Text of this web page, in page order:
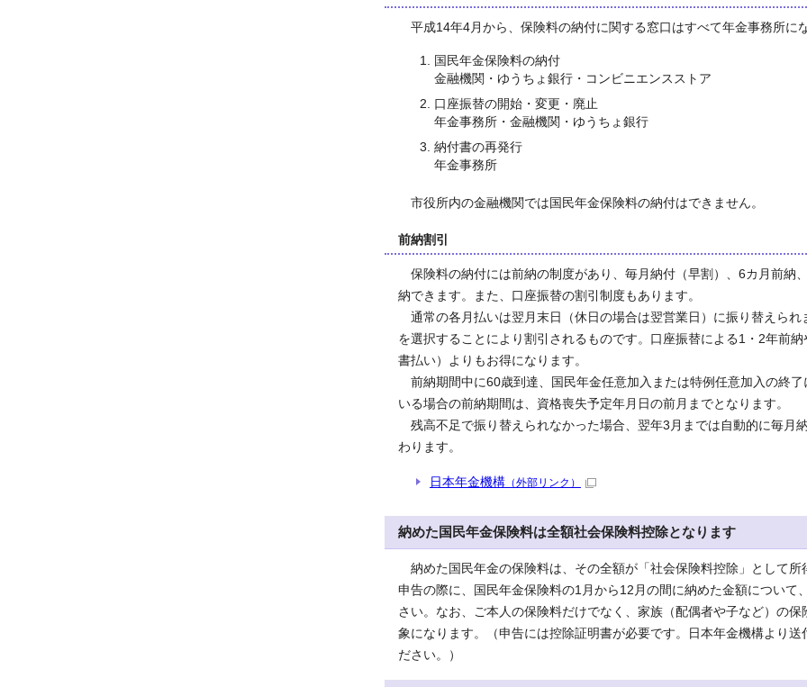
平成14年4月から、保険料の納付に関する窓口はすべて年金事務所に
国民年金保険料の納付
金融機関・ゆうちょ銀行・コンビニエンスストア
口座振替の開始・変更・廃止
年金事務所・金融機関・ゆうちょ銀行
納付書の再発行
年金事務所
市役所内の金融機関では国民年金保険料の納付はできません。
前納割引
保険料の納付には前納の制度があり、毎月納付（早割）、6カ月前納
納できます。また、口座振替の割引制度もあります。
通常の各月払いは翌月末日（休日の場合は翌営業日）に振り替えられ
を選択することにより割引されるものです。口座振替による1・2年前
書払い）よりもお得になります。
前納期間中に60歳到達、国民年金任意加入または特例任意加入の終
いる場合の前納期間は、資格喪失予定年月日の前月までとなります。
残高不足で振り替えられなかった場合、翌年3月までは自動的に毎月
わります。
日本年金機構 （外部リンク）
納めた国民年金保険料は全額社会保険料控除となります
納めた国民年金の保険料は、その全額が「社会保険料控除」として所
申告の際に、国民年金保険料の1月から12月の間に納めた金額について
さい。なお、ご本人の保険料だけでなく、家族（配偶者や子など）の
象になります。（申告には控除証明書が必要です。日本年金機構より送
ださい。）